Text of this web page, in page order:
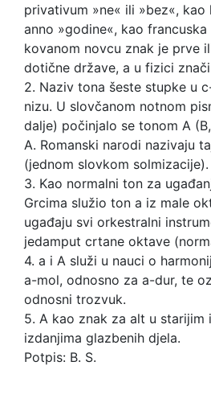
privativum »ne« ili »bez«, kao
anno »godine«, kao francuska
kovanom novcu znak je prve
dotične države, a u fizici znači
2. Naziv tona šeste stupke u
nizu. U slovčanom notnom
dalje) počinjalo se tonom A (B,
A. Romanski narodi nazivaju
(jednom slovkom solmizacije).
3. Kao normalni ton za
Grcima služio ton a iz male
ugađaju svi orkestralni
jedamput crtane oktave
4. a i A služi u nauci o
a-mol, odnosno za a-dur, te
odnosni trozvuk.
5. A kao znak za alt u starijim
izdanjima glazbenih djela.
Potpis: B. S.